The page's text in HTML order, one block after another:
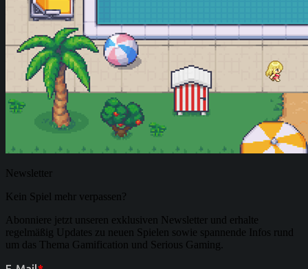
Newsletter
Kein Spiel mehr verpassen?
Abonniere jetzt unseren exklusiven Newsletter und erhalte
regelmäßig Updates zu neuen Spielen sowie spannende Infos rund
um das Thema Gamification und Serious Gaming.